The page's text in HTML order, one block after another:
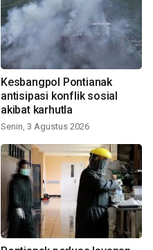
Kesbangpol Pontianak
antisipasi konflik sosial
akibat karhutla
Senin, 3 Agustus 2026